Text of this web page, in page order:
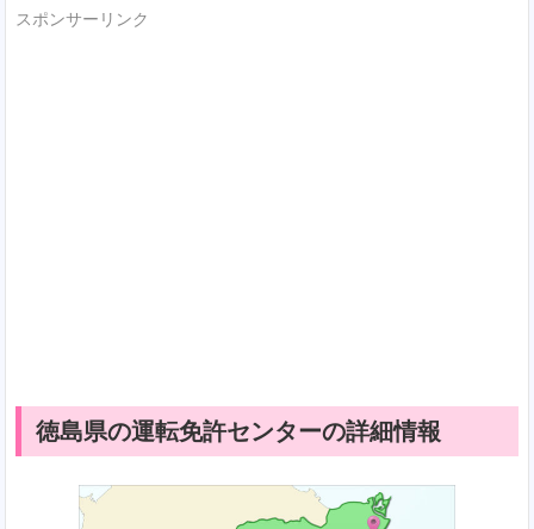
スポンサーリンク
徳島県の運転免許センターの詳細情報